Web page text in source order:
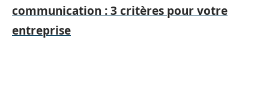
communication : 3 critères pour votre
entreprise